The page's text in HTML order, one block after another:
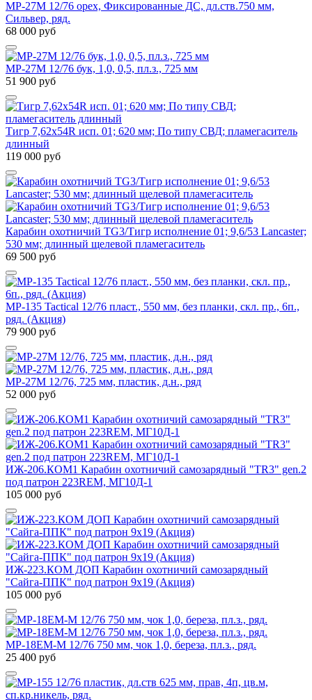
МР-27М 12/76 орех, Фиксированные ДС, дл.ств.750 мм,
Сильвер, ряд.
68 000 руб
МР-27М 12/76 бук, 1,0, 0,5, пл.з., 725 мм
51 900 руб
Тигр 7,62x54R исп. 01; 620 мм; По типу СВД; пламегаситель
длинный
119 000 руб
Карабин охотничий TG3/Тигр исполнение 01; 9,6/53 Lancaster;
530 мм; длинный щелевой пламегаситель
69 500 руб
МР-135 Tactical 12/76 пласт., 550 мм, без планки, скл. пр., 6п.,
ряд. (Акция)
79 900 руб
МР-27М 12/76, 725 мм, пластик, д.н., ряд
52 000 руб
ИЖ-206.КОМ1 Карабин охотничий самозарядный "TR3" gen.2
под патрон 223REM, МГ10Д-1
105 000 руб
ИЖ-223.КОМ ДОП Карабин охотничий самозарядный
"Сайга-ППК" под патрон 9х19 (Акция)
105 000 руб
МР-18ЕМ-М 12/76 750 мм, чок 1,0, береза, пл.з., ряд.
25 400 руб